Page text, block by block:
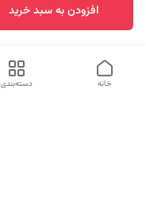
افزودن به سبد خرید
دسته‌بندی خانه